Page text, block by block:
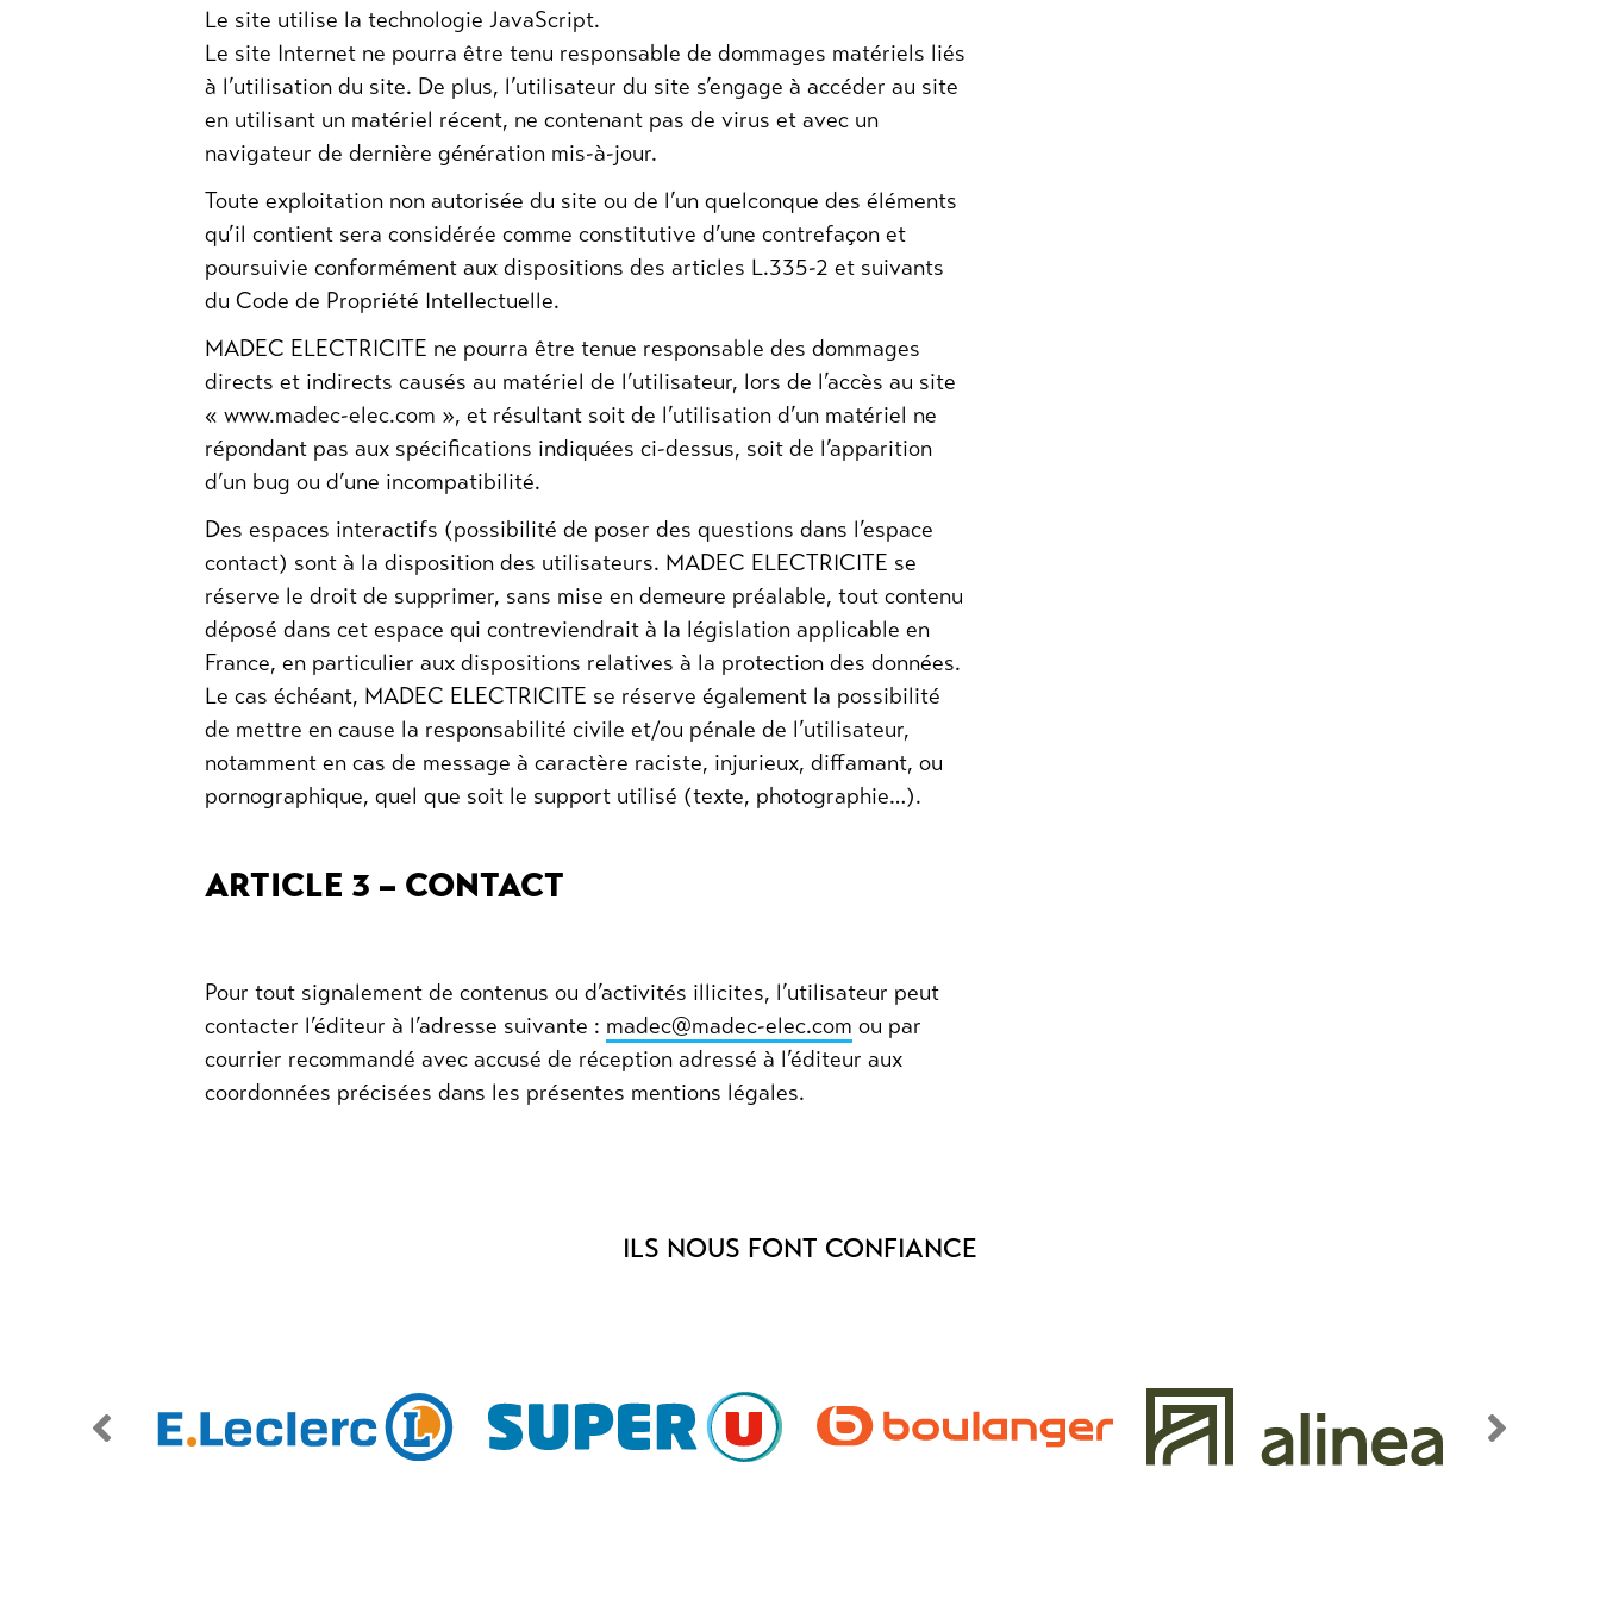
Le site utilise la technologie JavaScript.
Le site Internet ne pourra être tenu responsable de dommages matériels liés
à l’utilisation du site. De plus, l’utilisateur du site s’engage à accéder au site
en utilisant un matériel récent, ne contenant pas de virus et avec un
navigateur de dernière génération mis-à-jour.
Toute exploitation non autorisée du site ou de l’un quelconque des éléments
qu’il contient sera considérée comme constitutive d’une contrefaçon et
poursuivie conformément aux dispositions des articles L.335-2 et suivants
du Code de Propriété Intellectuelle.
MADEC ELECTRICITE ne pourra être tenue responsable des dommages
directs et indirects causés au matériel de l’utilisateur, lors de l’accès au site
« www.madec-elec.com », et résultant soit de l’utilisation d’un matériel ne
répondant pas aux spécifications indiquées ci-dessus, soit de l’apparition
d’un bug ou d’une incompatibilité.
Des espaces interactifs (possibilité de poser des questions dans l’espace
contact) sont à la disposition des utilisateurs. MADEC ELECTRICITE se
réserve le droit de supprimer, sans mise en demeure préalable, tout contenu
déposé dans cet espace qui contreviendrait à la législation applicable en
France, en particulier aux dispositions relatives à la protection des données.
Le cas échéant, MADEC ELECTRICITE se réserve également la possibilité
de mettre en cause la responsabilité civile et/ou pénale de l’utilisateur,
notamment en cas de message à caractère raciste, injurieux, diffamant, ou
pornographique, quel que soit le support utilisé (texte, photographie…).
ARTICLE 3 – CONTACT
Pour tout signalement de contenus ou d’activités illicites, l’utilisateur peut
contacter l’éditeur à l’adresse suivante : madec@madec-elec.com ou par
courrier recommandé avec accusé de réception adressé à l’éditeur aux
coordonnées précisées dans les présentes mentions légales.
ILS NOUS FONT CONFIANCE